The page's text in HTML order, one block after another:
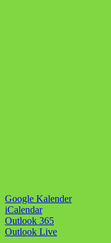
Google Kalender
iCalendar
Outlook 365
Outlook Live